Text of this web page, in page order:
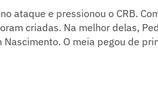
ataque e pressionou o CRB.
criadas. Na melhor delas,
O meia pegou de